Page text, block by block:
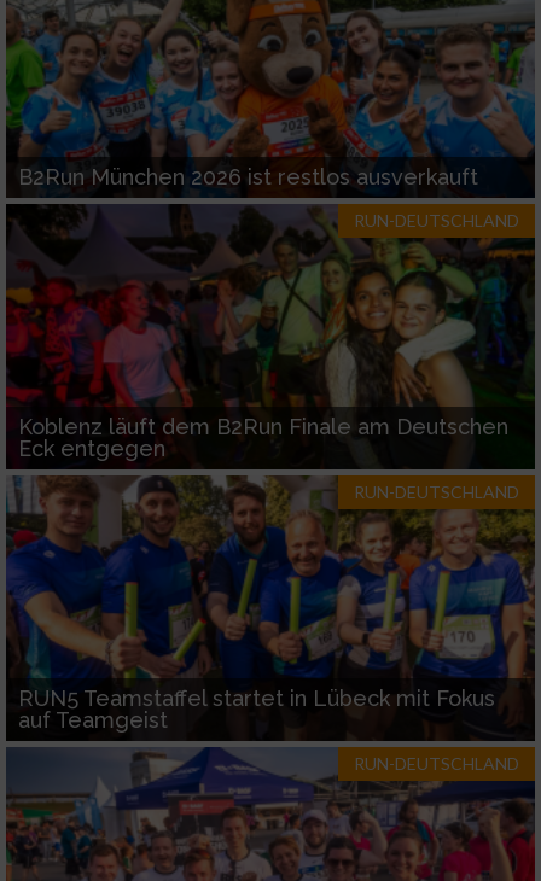
B2Run München 2026 ist restlos ausverkauft
RUN-DEUTSCHLAND
Koblenz läuft dem B2Run Finale am Deutschen
Eck entgegen
RUN-DEUTSCHLAND
RUN5 Teamstaffel startet in Lübeck mit Fokus
auf Teamgeist
RUN-DEUTSCHLAND